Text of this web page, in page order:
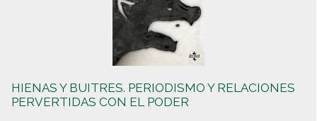
HIENAS Y BUITRES. PERIODISMO Y RELACIONES
PERVERTIDAS CON EL PODER